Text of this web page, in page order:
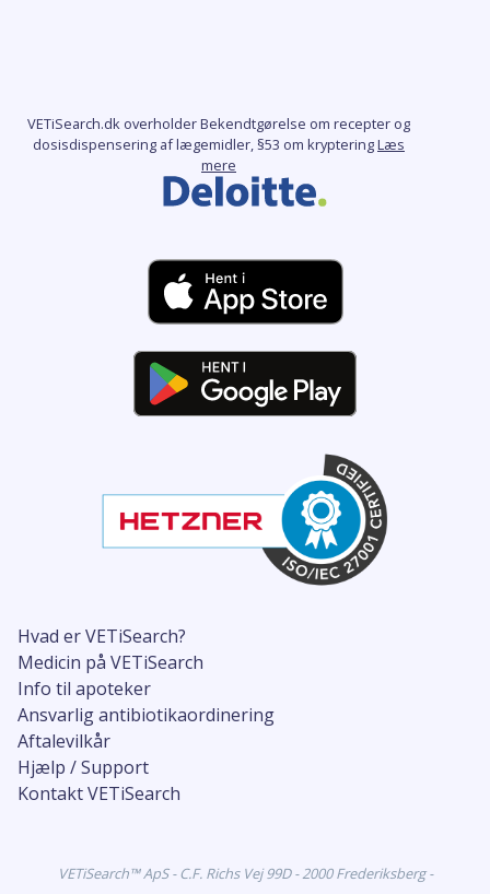
Hvad er VETiSearch?
Medicin på VETiSearch
Info til apoteker
Ansvarlig antibiotikaordinering
Aftalevilkår
Hjælp / Support
Kontakt VETiSearch
VETiSearch.dk overholder Bekendtgørelse om recepter og
dosisdispensering af lægemidler, §53 om krypteringLæs
mere
VETiSearch™ ApS - C.F. Richs Vej 99D - 2000 Frederiksberg -